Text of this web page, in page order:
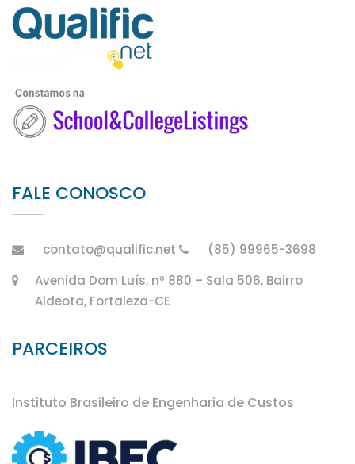
FALE CONOSCO
contato@qualific.net
(85) 99965-3698
Avenida Dom Luís, nº 880 – Sala 506, Bairro
Aldeota, Fortaleza-CE
PARCEIROS
Instituto Brasileiro de Engenharia de Custos